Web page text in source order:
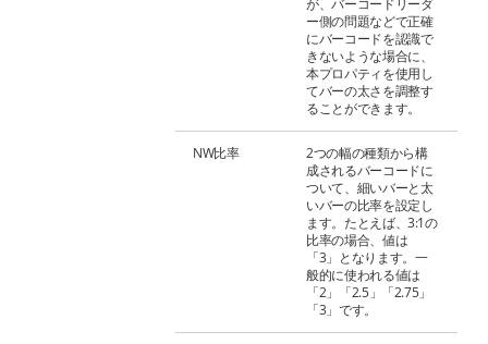
が、バーコードリーダ
ー側の問題などで正確
にバーコードを認識で
きないような場合に、
本プロパティを使用し
てバーの太さを調整す
ることができます。
NW比率
2つの幅の種類から構
成されるバーコードに
ついて、細いバーと太
いバーの比率を設定し
ます。たとえば、3:1の
比率の場合、値は
「3」となります。一
般的に使われる値は
「2」「2.5」「2.75」
「3」です。